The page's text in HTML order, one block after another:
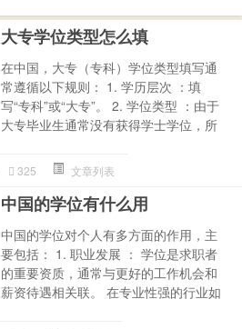
大专学位类型怎么填
在中国，大专（专科）学位类型填写通
常遵循以下规则： 1. 学历层次 ：填
写“专科”或“大专”。 2. 学位类型 ：由于
大专毕业生通常没有获得学士学位，所
325 文章列表
中国的学位有什么用
中国的学位对个人有多方面的作用，主
要包括： 1. 职业发展 ： 学位是求职者
的重要资质，通常与更好的工作机会和
薪资待遇相关联。 在专业性强的行业如